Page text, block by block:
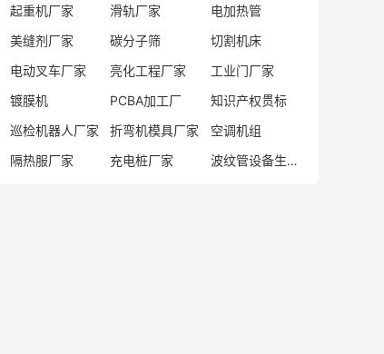
起重机厂家
滑轨厂家
电加热管
美缝剂厂家
碳分子筛
切割机床
电动叉车厂家
亮化工程厂家
工业门厂家
镀膜机
PCBA加工厂
知识产权贯标
巡检机器人厂家
折弯机模具厂家
空调机组
隔热服厂家
充电桩厂家 波纹管设备生产厂商